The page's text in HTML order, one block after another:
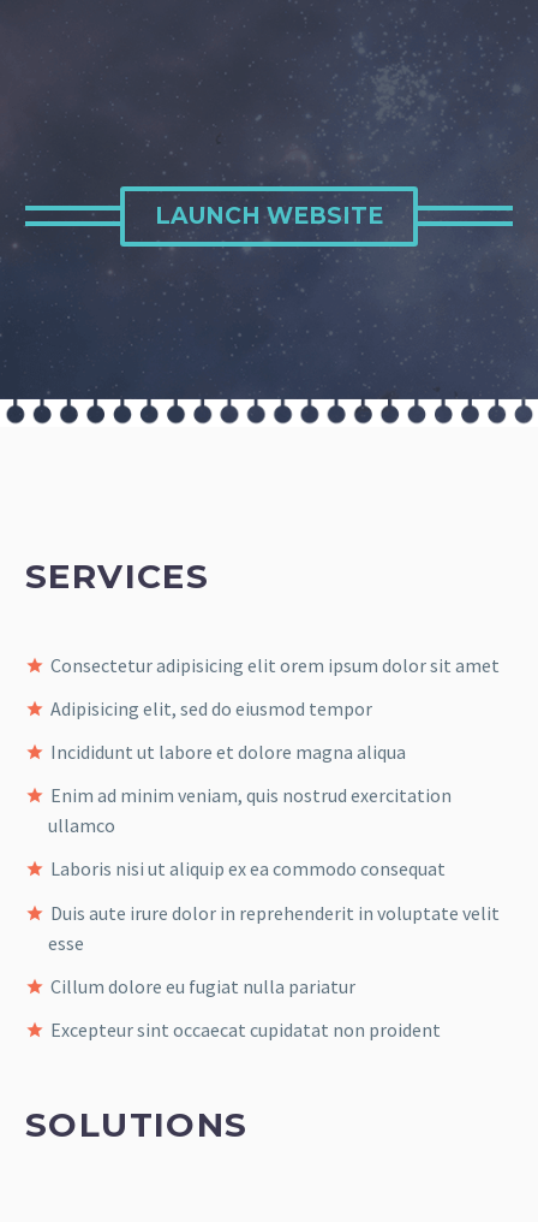
LAUNCH WEBSITE
SERVICES
Consectetur adipisicing elit orem ipsum dolor sit amet
Adipisicing elit, sed do eiusmod tempor
Incididunt ut labore et dolore magna aliqua
Enim ad minim veniam, quis nostrud exercitation
ullamco
Laboris nisi ut aliquip ex ea commodo consequat
Duis aute irure dolor in reprehenderit in voluptate velit
esse
Cillum dolore eu fugiat nulla pariatur
Excepteur sint occaecat cupidatat non proident
SOLUTIONS